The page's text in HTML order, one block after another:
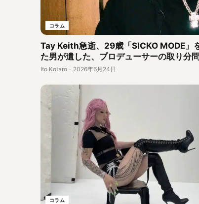
コラム
Tay Keith急逝、29歳「SICKO MODE」
た男が遺した、プロデューサーの取り分
Ito Kotaro - 2026年6月24日
コラム